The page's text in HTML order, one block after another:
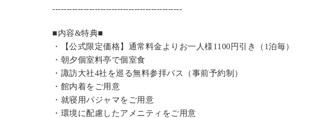
----------------------------------------------
■内容&特典■
・【公式限定価格】 通常料金よりお一人様1100円引き（1泊毎）
・朝夕個室料亭で個室食
・諏訪大社4社を巡る無料参拝バス（事前予約制）
・館内着をご用意
・就寝用パジャマをご用意
・環境に配慮したアメニティをご用意